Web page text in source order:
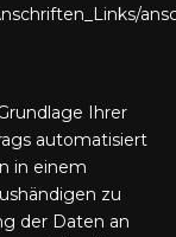
Ihrer
automatisiert
in einem
zu
der Daten an